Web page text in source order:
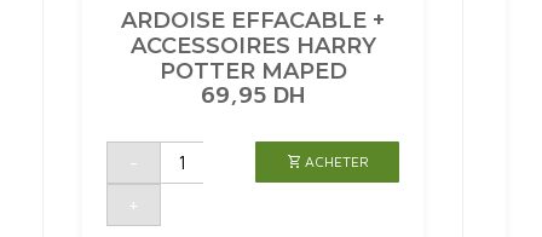
ARDOISE EFFACABLE +
ACCESSOIRES HARRY
POTTER MAPED
69,95 DH
-
quantité
ARDOISE
ACCESSOIRES
+
ACHETER